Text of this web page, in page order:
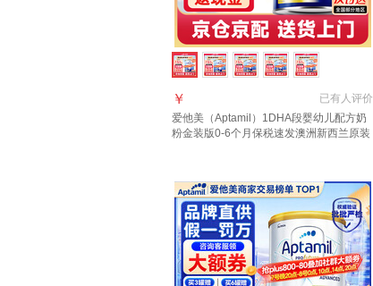
已有人评价
￥
爱他美（Aptamil）1DHA段婴幼儿配方奶
粉金装版0-6个月保税速发澳洲新西兰原装